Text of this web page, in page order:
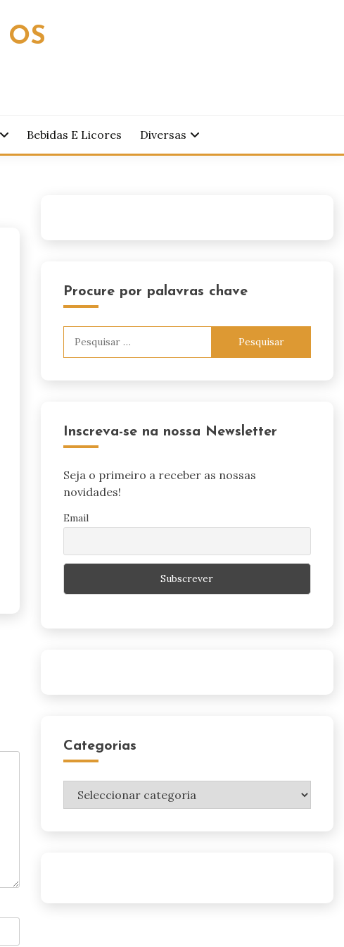
OS
Bebidas E Licores Diversas
Procure por palavras chave
Inscreva-se na nossa Newsletter
Seja o primeiro a receber as nossas
novidades!
Email
Categorias
Categorias